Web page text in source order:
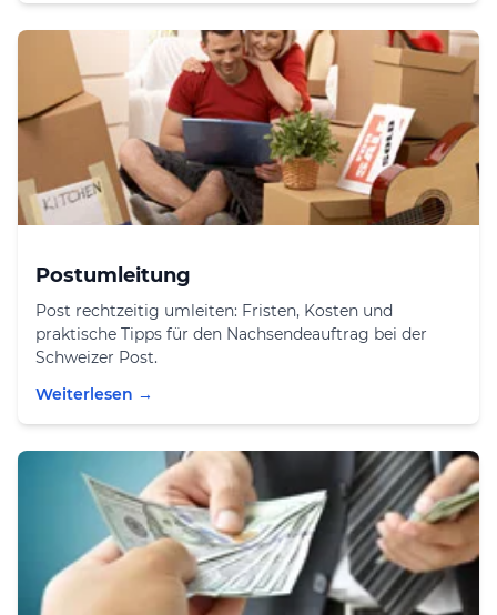
Postumleitung
Post rechtzeitig umleiten: Fristen, Kosten und
praktische Tipps für den Nachsendeauftrag bei der
Schweizer Post.
Weiterlesen →